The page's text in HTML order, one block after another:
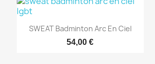
Aperçu rapide
SWEAT Badminton Arc En Ciel
54,00 €